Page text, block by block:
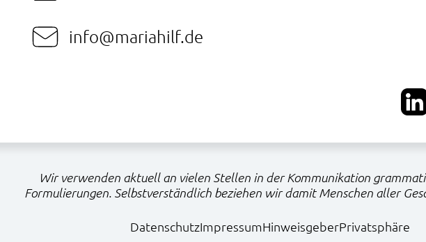
info@mariahilf.de
Wir verwenden aktuell an vielen Stellen in der Kommunikation
Formulierungen. Selbstverständlich beziehen wir damit Menschen aller
DatenschutzImpressumHinweisgeberPrivatsphäre